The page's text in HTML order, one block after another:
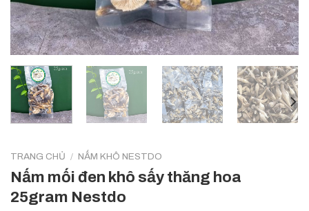
TRANG CHỦ / NẤM KHÔ NESTDO
Nấm mối đen khô sấy thăng hoa
25gram Nestdo